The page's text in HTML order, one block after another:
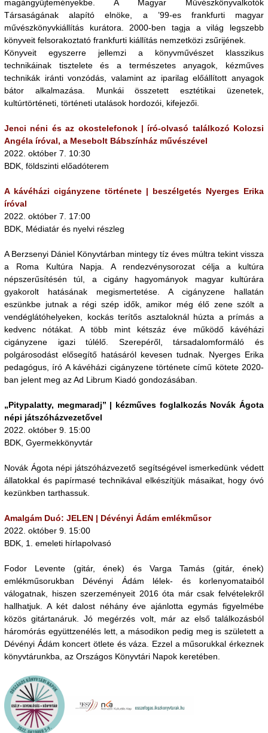
magángyűjteményekbe. A Magyar Művészkönyvalko­tók
Társaságának alapító elnöke, a ’99-es frankfurti magyar
művészkönyvkiállítás kurátora. 2000-ben tagja a világ legszebb
könyveit felsorakoztató frankfurti kiál­lítás nemzetközi zsűrijének.
Könyveit egyszerre jellemzi a könyvművészet klasszikus
technikáinak tisztelete és a természetes anyagok, kézműves
technikák iránti vonzódás, valamint az iparilag előállított anyagok
bátor alkalmazása. Munkái összetett esztétikai üzenetek,
kultúrtörténeti, történeti utalások hordozói, kifejezői.
Jenci néni és az okostelefonok | író-olvasó találkozó Kolozsi
Angéla íróval, a Mesebolt Bábszínház művészével
2022. október 7. 10:30
BDK, földszinti előadóterem
A kávéházi cigányzene története | beszélgetés Nyerges Erika
íróval
2022. október 7. 17:00
BDK, Médiatár és nyelvi részleg
A Berzsenyi Dániel Könyvtárban mintegy tíz éves múltra tekint vissza
a Roma Kultúra Napja. A rendezvénysorozat célja a kultúra
népszerűsítésén túl, a cigány hagyományok magyar kultúrára
gyakorolt hatásának megismertetése. A cigányzene hallatán
eszünkbe jutnak a régi szép idők, amikor még élő zene szólt a
vendéglátóhelyeken, kockás terítős asztaloknál húzta a prímás a
kedvenc nótákat. A több mint kétszáz éve működő kávéházi
cigányzene igazi túlélő. Szerepéről, társadalomformáló és
polgárosodást elősegítő hatásáról kevesen tudnak. Nyerges Erika
pedagógus, író A kávéházi cigányzene története című kötete 2020-
ban jelent meg az Ad Librum Kiadó gondozásában.
„Pitypalatty, megmaradj” | kézműves foglalkozás Novák Ágota
népi játszóházvezetővel
2022. október 9. 15:00
BDK, Gyermekkönyvtár
Novák Ágota népi játszóházvezető segítségével ismerkedünk védett
állatokkal és papírmasé technikával elkészítjük másaikat, hogy óvó
kezünkben tarthassuk.
Amalgám Duó: JELEN | Dévényi Ádám emlékműsor
2022. október 9. 15:00
BDK, 1. emeleti hírlapolvasó
Fodor Levente (gitár, ének) és Varga Tamás (gitár, ének)
emlékműsorukban Dévényi Ádám lélek- és korlenyomataiból
válogatnak, hiszen szerzeményeit 2016 óta már csak felvételekről
hallhatjuk. A két dalost néhány éve ajánlotta egymás figyelmébe
közös gitártanáruk. Jó megérzés volt, már az első találkozásból
háromórás együttzenélés lett, a másodikon pedig meg is született a
Dévényi Ádám koncert ötlete és váza. Ezzel a műsorukkal érkeznek
könyvtárunkba, az Országos Könyvtári Napok keretében.